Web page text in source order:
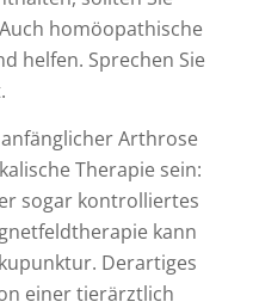
homöopathische
helfen. Sprechen Sie
Arthrose
Therapie sein:
sogar kontrolliertes
kann
Derartiges
einer tierärztlich